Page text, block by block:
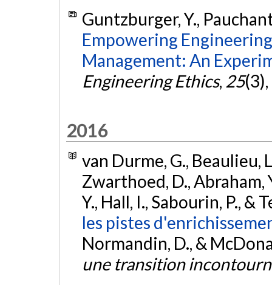
Guntzburger, Y.,
Empowering
Management: An
Engineering Ethics, 25
2016
van Durme, G., Beaulieu,
Zwarthoed, D., Abraham,
Y., Hall, I., Sabourin, P., &
les pistes
Normandin, D., &
une transition